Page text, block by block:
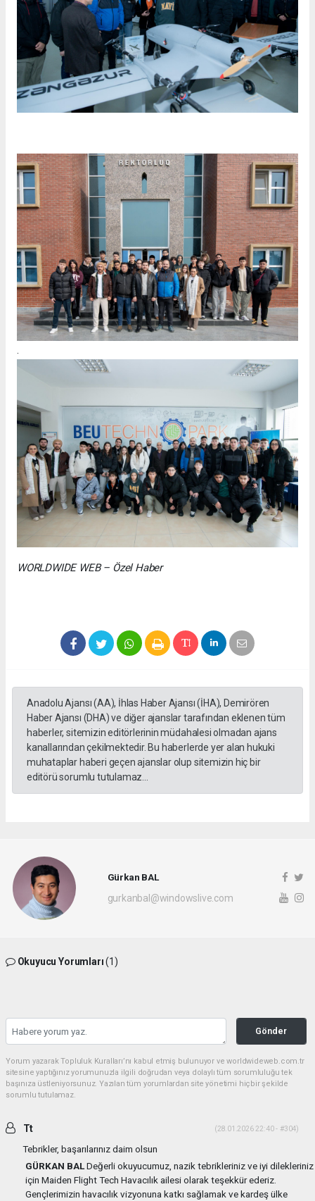
.
WORLDWIDE WEB – Özel Haber
Anadolu Ajansı (AA), İhlas Haber Ajansı (İHA), Demirören
Haber Ajansı (DHA) ve diğer ajanslar tarafından eklenen tüm
haberler, sitemizin editörlerinin müdahalesi olmadan ajans
kanallarından çekilmektedir. Bu haberlerde yer alan hukuki
muhataplar haberi geçen ajanslar olup sitemizin hiç bir
editörü sorumlu tutulamaz...
Gürkan BAL
gurkanbal@windowslive.com
Okuyucu Yorumları(1)
Gönder
Yorum yazarak Topluluk Kuralları’nı kabul etmiş bulunuyor ve worldwideweb.com.tr
sitesine yaptığınız yorumunuzla ilgili doğrudan veya dolaylı tüm sorumluluğu tek
başınıza üstleniyorsunuz. Yazılan tüm yorumlardan site yönetimi hiçbir şekilde
sorumlu tutulamaz.
Tt (28.01.2026 22:40 - #304)
Tebrikler, başarılarınız daim olsun
GÜRKAN BALDeğerli okuyucumuz, nazik tebrikleriniz ve iyi dilekleriniz
için Maiden Flight Tech Havacılık ailesi olarak teşekkür ederiz.
Gençlerimizin havacılık vizyonuna katkı sağlamak ve kardeş ülke